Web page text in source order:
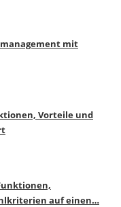
mit
Vorteile und
auf einen…